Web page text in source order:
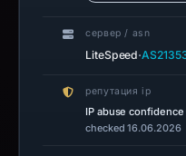
сервер / asn
LiteSpeed·
репутация ip
IP abuse confidence
checked 16.06.2026